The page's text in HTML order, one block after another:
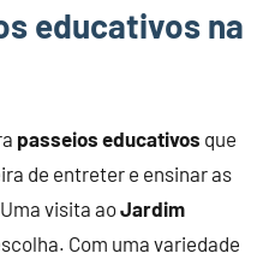
educativos na
passeios educativos que
de entreter e ensinar as
visita aoJardim
Com uma variedade